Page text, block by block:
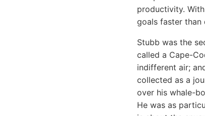
productivity. With
goals faster than
Stubb was the
called a Cape-
indifferent air;
collected as a
over his whale-
He was as